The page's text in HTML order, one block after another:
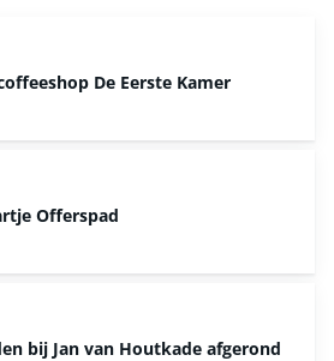
De Eerste Kamer
Offerspad
bij Jan van Houtkade afgerond